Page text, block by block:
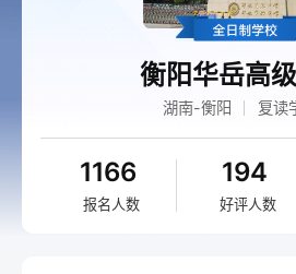
衡阳华岳高
湖南-衡阳 复读
1166
报名人数
194
好评人数